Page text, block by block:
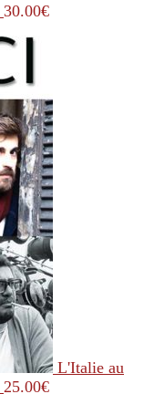
30.00€
L'Italie au
25.00€